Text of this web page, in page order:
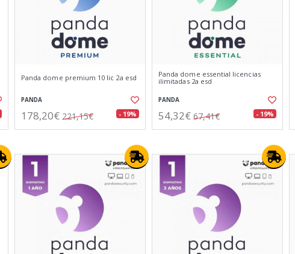
Panda dome premium 10 lic 2a esd
PANDA
178,20€ 221,15€ - 19%
Panda dome essential licencias
ilimitadas 2a esd
PANDA
54,32€ 67,41€ - 19%